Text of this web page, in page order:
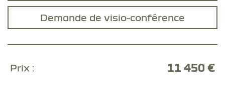
Demande de visio-conférence
Prix : 11 450 €